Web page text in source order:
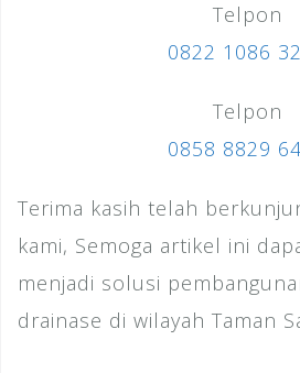
Telpon
0822 1086
Telpon
0858 8829
Terima kasih telah
kami, Semoga artikel ini
menjadi solusi
drainase di wilayah Taman